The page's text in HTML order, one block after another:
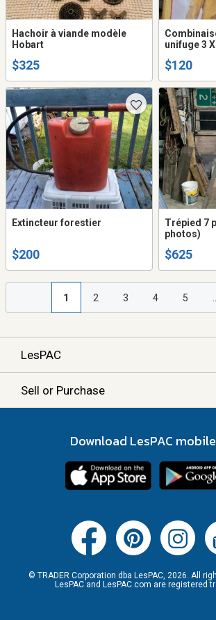
Hachoir à viande modèle
Hobart
$325
unifuge 3
$120
Extincteur forestier
$200
Trépied 7
photos)
$625
1 2 3 4 5
LesPAC
Sell or Purchase
Download LesPAC
© TRADER Corporation dba LesPAC, 2026. All
LesPAC and LesPAC.com are registered